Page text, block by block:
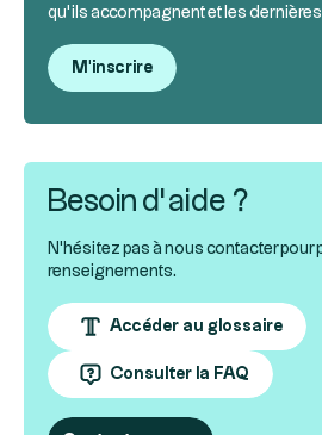
qu’ils accompagnent et les
M'inscrire
Besoin d’aide ?
N'hésitez pas à nous contacter pour
renseignements.
Accéder au glossaire
Consulter la FAQ